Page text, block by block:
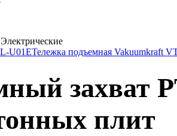
Электрические
U01EТележка подъемная Vakuumkraft
захват
плит